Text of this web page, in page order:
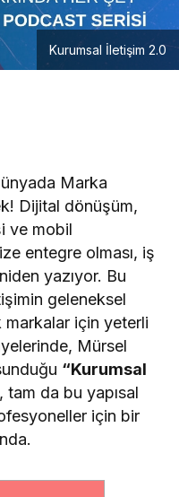
Kurumsal İletişim 2.0
Marka
Dijital dönüşüm,
ve mobil
entegre olması, iş
yazıyor. Bu
geleneksel
markalar için yeterli
Mürsel
“Kurumsal
tam da bu yapısal
için bir